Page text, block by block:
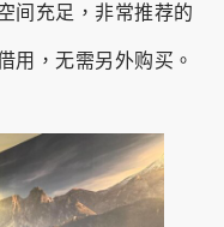
间充足，非常推荐的
用，无需另外购买。